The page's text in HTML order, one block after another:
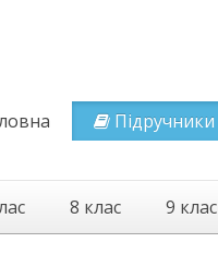
Підручники
8 клас 9 клас